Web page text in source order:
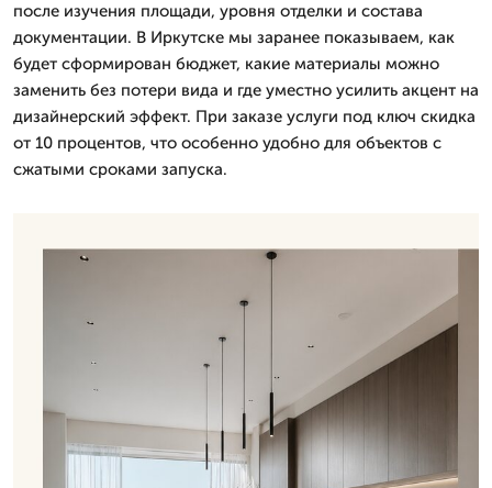
после изучения площади, уровня отделки и состава
документации. В Иркутске мы заранее показываем, как
будет сформирован бюджет, какие материалы можно
заменить без потери вида и где уместно усилить акцент на
дизайнерский эффект. При заказе услуги под ключ скидка
от 10 процентов, что особенно удобно для объектов с
сжатыми сроками запуска.